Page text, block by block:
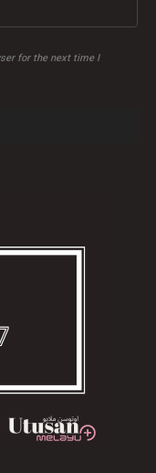
for the next time I